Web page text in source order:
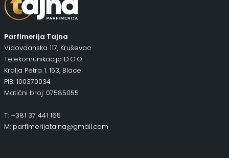
Parfimerija Tajna
Vidovdanska 117, Kruševac
Telekomunikacija D.O.O.
Kralja Petra 1. 153, Blace
PIB: 100370034
Matični broj: 07585055
T: +381 37 441 165
M: parfimerijatajna@gmail.com